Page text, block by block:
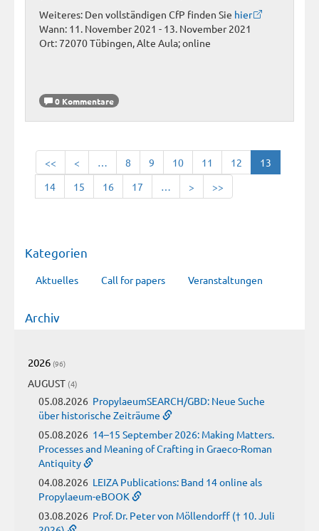
Weiteres: Den vollständigen CfP finden Sie hier
Wann: 11. November 2021 - 13. November 2021
Ort: 72070 Tübingen, Alte Aula; online
0 Kommentare
<< < … 8 9 10 11 12
13
14
15 16 17 … > >>
Kategorien
Aktuelles Call for papers Veranstaltungen
Archiv
2026 (96)
AUGUST (4)
05.08.2026 PropylaeumSEARCH/GBD: Neue Suche
über historische Zeiträume
05.08.2026 14–15 September 2026: Making Matters.
Processes and Meaning of Crafting in Graeco-Roman
Antiquity
04.08.2026 LEIZA Publications: Band 14 online als
Propylaeum-eBOOK
03.08.2026 Prof. Dr. Peter von Möllendorff († 10. Juli